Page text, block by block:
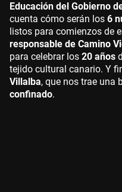
Educación del Gobierno
cuenta cómo serán los 6
listos para comienzos de
responsable de Camino
para celebrar los 20 años
tejido cultural canario. Y
Villalba, que nos trae una
confinado.